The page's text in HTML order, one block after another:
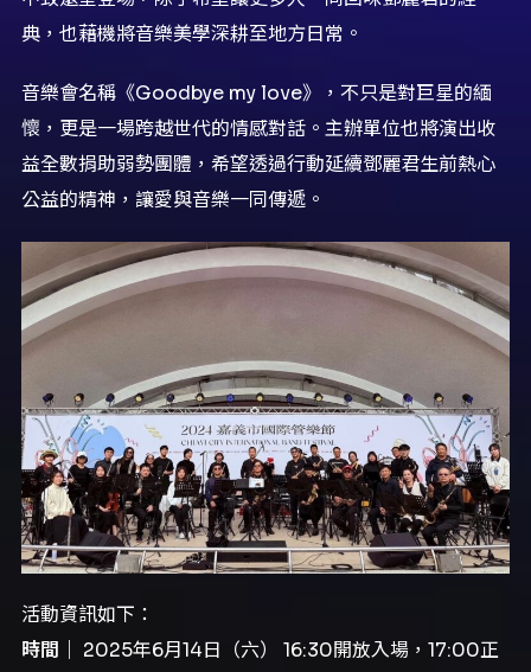
典，也藉機將音樂美學深耕至地方日常。
音樂會名稱《Goodbye my love》，不只是對巨星的緬
懷，更是一場跨越世代的情感對話。主辦單位也將演出收
益全數捐助弱勢團體，希望透過行動延續鄧麗君生前熱心
公益的精神，讓愛與音樂一同傳遞。
活動資訊如下：
時間｜
2025年6月14日（六） 16:30開放入場，17:00正